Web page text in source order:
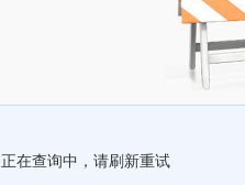
正在查询中，请刷新重试